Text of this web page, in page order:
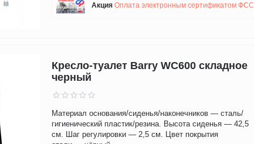
AкцияОплата электронным сертификатом ФСС
Кресло-туалет Barry WC600 складное
черный
Материал основания/сиденья/наконечников — сталь/
гигиенический пластик/резина. Высота сиденья — 42,5
см. Шаг регулировки — 2,5 см. Цвет покрытия